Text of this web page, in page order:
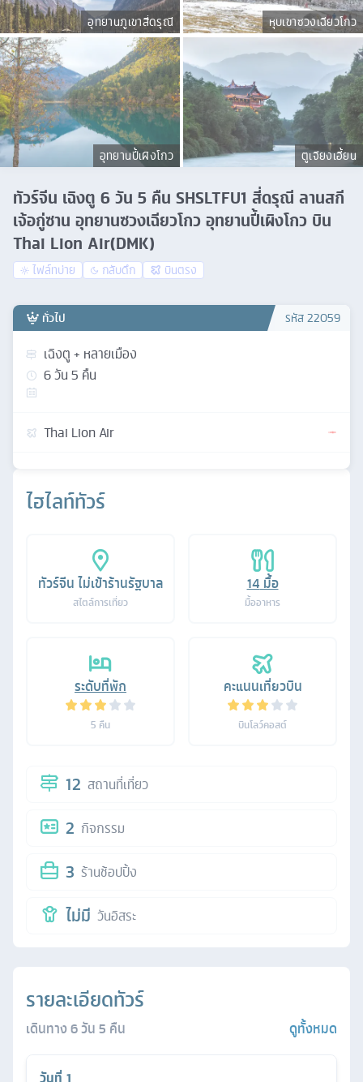
อุทยานภูเขาสี่ดรุณี หุบเขาซวงเฉียวโกว
อุทยานปี้เผิงโกว ตูเจียงเอี้ยน
ทัวร์จีน เฉิงตู 6 วัน 5 คืน SHSLTFU1 สี่ดรุณี ลานสกี
เจ้อกู่ซาน อุทยานซวงเฉียวโกว อุทยานปี้เผิงโกว บิน
Thai Lion Air(DMK)
ไฟล์ทบ่าย กลับดึก บินตรง
ไฮไลท์ทัวร์
ทัวร์จีน ไม่เข้าร้านรัฐบาล
สไตล์การเที่ยว
14 มื้อ
มื้ออาหาร
ระดับที่พัก
5 คืน
คะแนนเที่ยวบิน
บินโลว์คอสต์
12 สถานที่เที่ยว
2 กิจกรรม
3 ร้านช้อปปิ้ง
ไม่มี วันอิสระ
รายละเอียดทัวร์
เดินทาง6วัน5 คืน ดูทั้งหมด
ทั่วไป รหัส22059
เฉิงตู + หลายเมือง
6วัน5 คืน
Thai Lion Air